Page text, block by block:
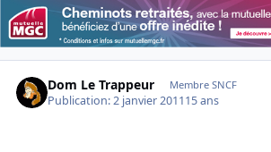
Dom Le Trappeur Membre SNCF
Publication:2 janvier 201115 ans